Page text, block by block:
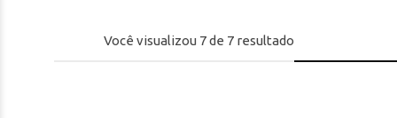
Você visualizou 7de 7 resultado